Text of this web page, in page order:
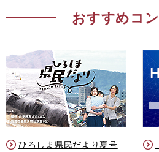
おすすめコ
ひろしま県民だより夏号